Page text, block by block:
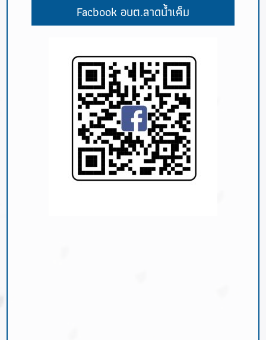
Facbook อบต.ลาดน้ำเค็ม